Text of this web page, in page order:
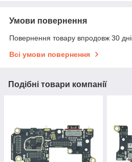
Умови повернення
Повернення товару впродовж 30
Всі умови повернення
Подібні товари компанії